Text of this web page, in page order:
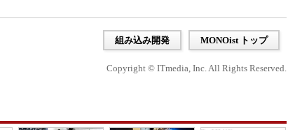
組み込み開発 MONOist トップ
Copyright © ITmedia, Inc. All Rights Reserved.